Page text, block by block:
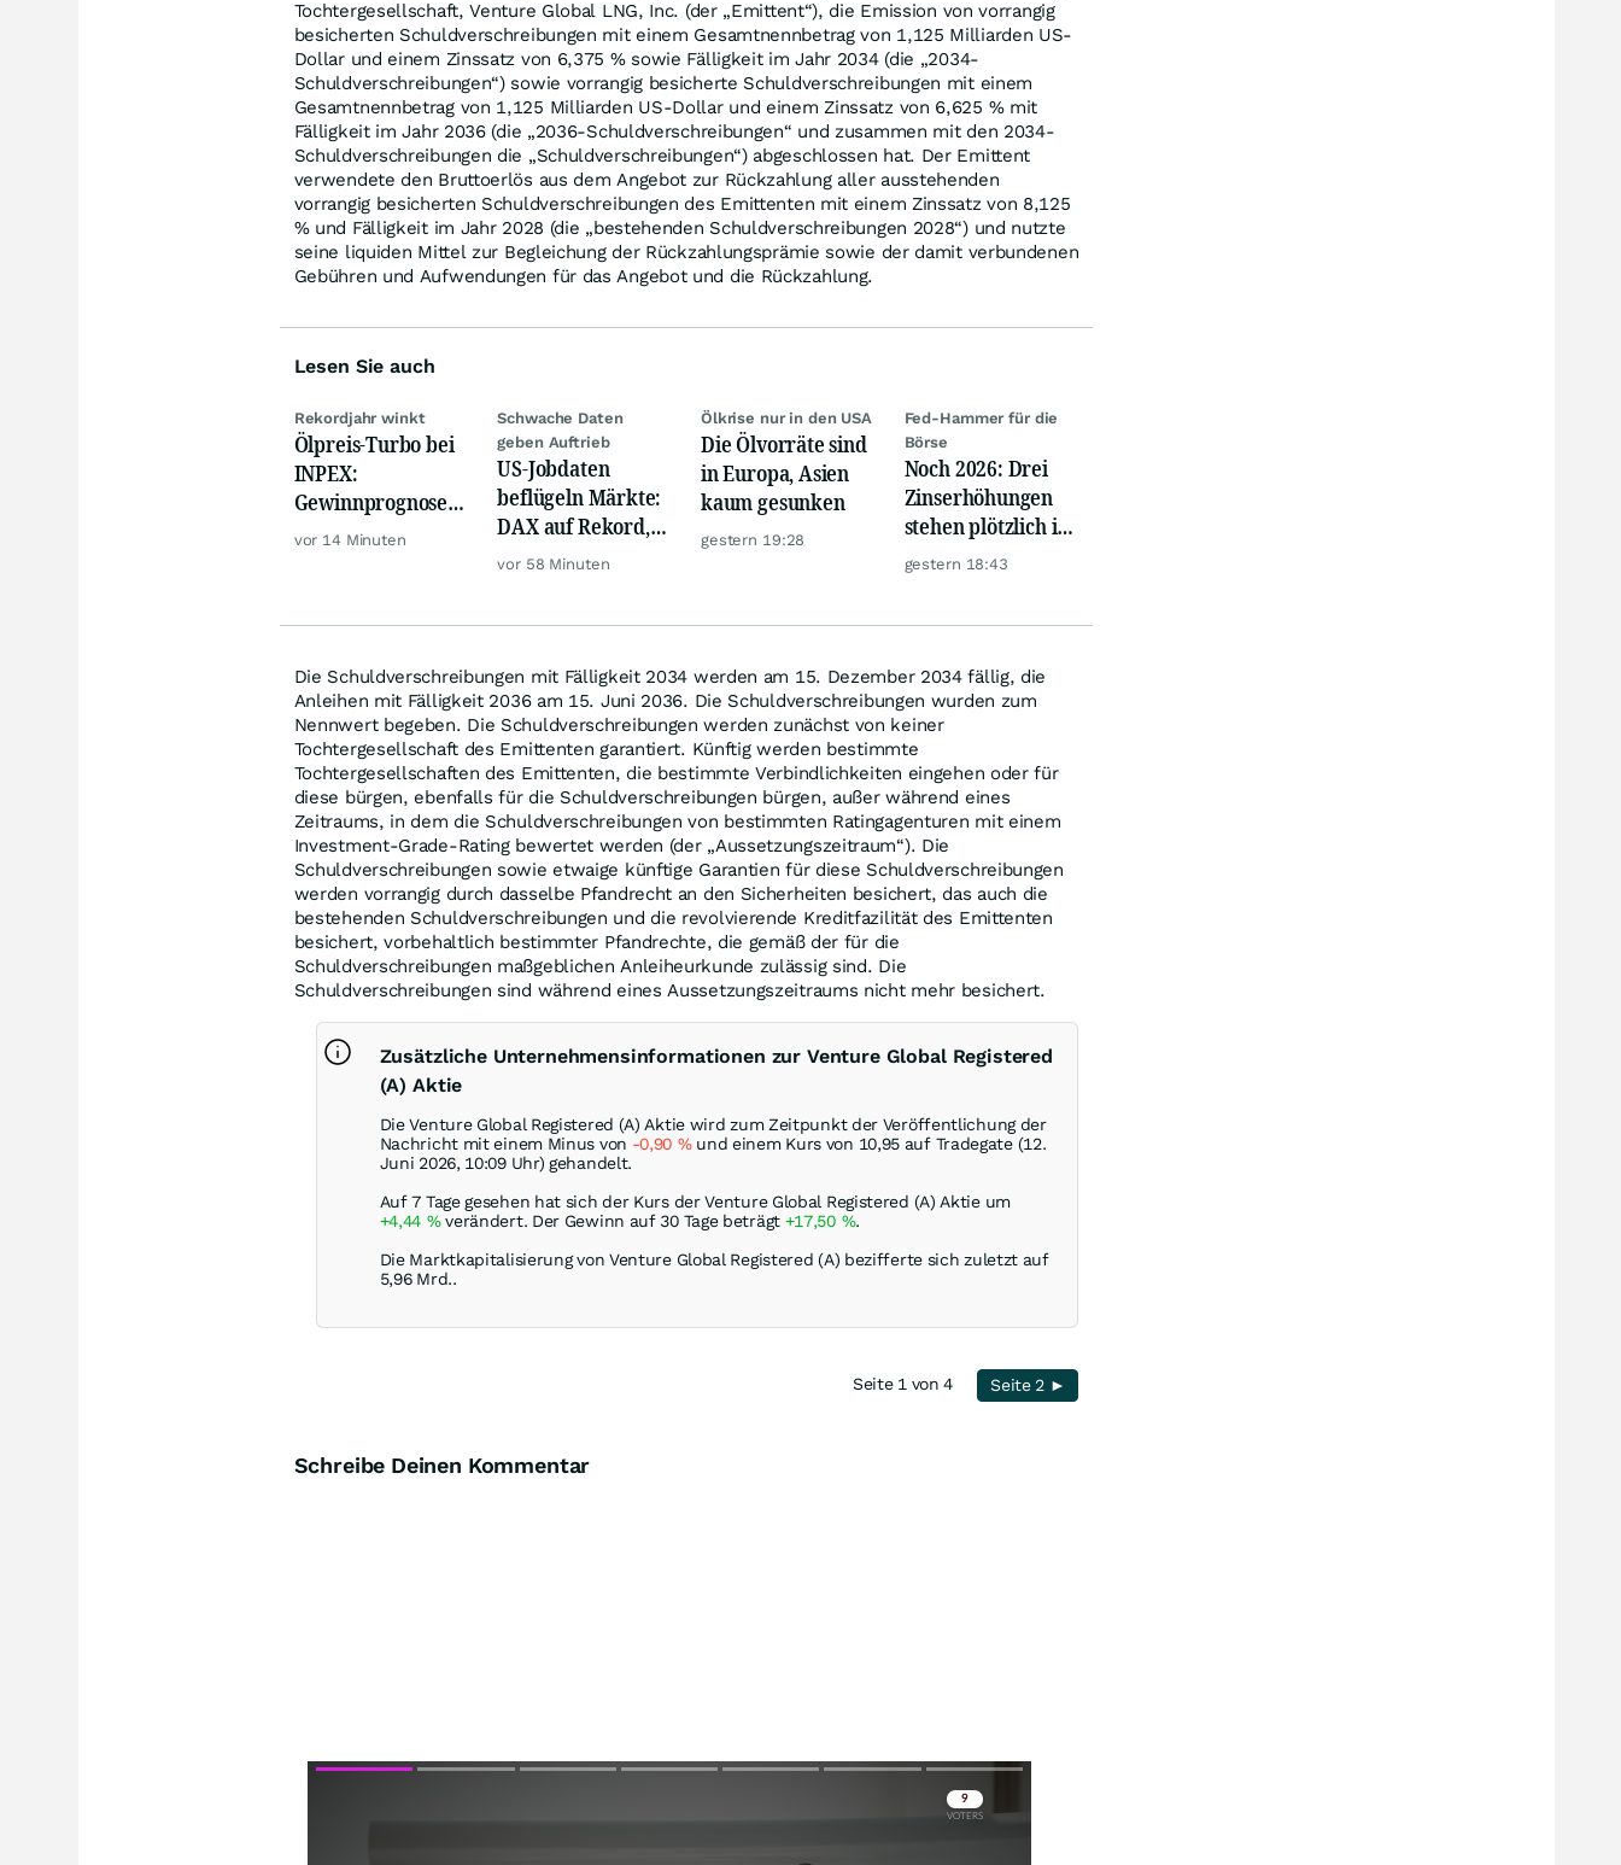
Tochtergesellschaft, Venture Global LNG, Inc. (der „Emittent“), die Emission von vorrangig
besicherten Schuldverschreibungen mit einem Gesamtnennbetrag von 1,125 Milliarden US-
Dollar und einem Zinssatz von 6,375 % sowie Fälligkeit im Jahr 2034 (die „2034-
Schuldverschreibungen“) sowie vorrangig besicherte Schuldverschreibungen mit einem
Gesamtnennbetrag von 1,125 Milliarden US-Dollar und einem Zinssatz von 6,625 % mit
Fälligkeit im Jahr 2036 (die „2036-Schuldverschreibungen“ und zusammen mit den 2034-
Schuldverschreibungen die „Schuldverschreibungen“) abgeschlossen hat. Der Emittent
verwendete den Bruttoerlös aus dem Angebot zur Rückzahlung aller ausstehenden
vorrangig besicherten Schuldverschreibungen des Emittenten mit einem Zinssatz von 8,125
% und Fälligkeit im Jahr 2028 (die „bestehenden Schuldverschreibungen 2028“) und nutzte
seine liquiden Mittel zur Begleichung der Rückzahlungsprämie sowie der damit verbundenen
Gebühren und Aufwendungen für das Angebot und die Rückzahlung.
Lesen Sie auch
Rekordjahr winkt
Ölpreis-Turbo bei
INPEX:
Gewinnprognose
schießt auf
vor 14 Minuten
Schwache Daten
geben Auftrieb
US-Jobdaten
beflügeln Märkte:
DAX auf Rekord,
Gold hebt ab
vor 58 Minuten
Ölkrise nur in den USA
Die Ölvorräte sind
in Europa, Asien
kaum gesunken
gestern 19:28
Fed-Hammer für die
Börse
Noch 2026: Drei
Zinserhöhungen
stehen plötzlich im
Raum
gestern 18:43
Die Schuldverschreibungen mit Fälligkeit 2034 werden am 15. Dezember 2034 fällig, die
Anleihen mit Fälligkeit 2036 am 15. Juni 2036. Die Schuldverschreibungen wurden zum
Nennwert begeben. Die Schuldverschreibungen werden zunächst von keiner
Tochtergesellschaft des Emittenten garantiert. Künftig werden bestimmte
Tochtergesellschaften des Emittenten, die bestimmte Verbindlichkeiten eingehen oder für
diese bürgen, ebenfalls für die Schuldverschreibungen bürgen, außer während eines
Zeitraums, in dem die Schuldverschreibungen von bestimmten Ratingagenturen mit einem
Investment-Grade-Rating bewertet werden (der „Aussetzungszeitraum“). Die
Schuldverschreibungen sowie etwaige künftige Garantien für diese Schuldverschreibungen
werden vorrangig durch dasselbe Pfandrecht an den Sicherheiten besichert, das auch die
bestehenden Schuldverschreibungen und die revolvierende Kreditfazilität des Emittenten
besichert, vorbehaltlich bestimmter Pfandrechte, die gemäß der für die
Schuldverschreibungen maßgeblichen Anleiheurkunde zulässig sind. Die
Schuldverschreibungen sind während eines Aussetzungszeitraums nicht mehr besichert.
Zusätzliche Unternehmensinformationen zur Venture Global Registered
(A) Aktie
Die Venture Global Registered (A) Aktie wird zum Zeitpunkt der Veröffentlichung der
Nachricht mit einem Minus von -0,90 %und einem Kurs von 10,95 auf Tradegate (12.
Juni 2026, 10:09 Uhr) gehandelt.
Auf 7 Tage gesehen hat sich der Kurs der Venture Global Registered (A) Aktie um
+4,44 %verändert. Der Gewinn auf 30 Tage beträgt +17,50 %.
Die Marktkapitalisierung von Venture Global Registered (A) bezifferte sich zuletzt auf
5,96 Mrd..
Seite 1 von 4 Seite 2 ►
Schreibe Deinen Kommentar